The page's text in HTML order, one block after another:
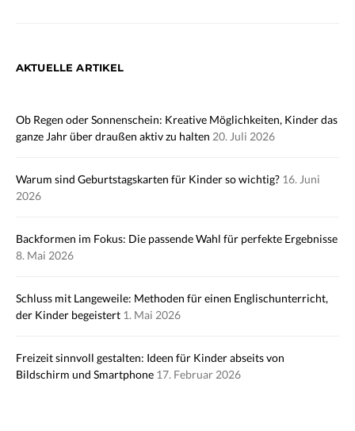
AKTUELLE ARTIKEL
Ob Regen oder Sonnenschein: Kreative Möglichkeiten, Kinder das
ganze Jahr über draußen aktiv zu halten 20. Juli 2026
Warum sind Geburtstagskarten für Kinder so wichtig? 16. Juni
2026
Backformen im Fokus: Die passende Wahl für perfekte Ergebnisse
8. Mai 2026
Schluss mit Langeweile: Methoden für einen Englischunterricht,
der Kinder begeistert 1. Mai 2026
Freizeit sinnvoll gestalten: Ideen für Kinder abseits von
Bildschirm und Smartphone 17. Februar 2026